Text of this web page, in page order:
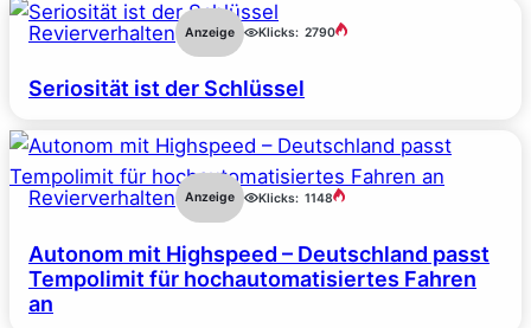
Revierverhalten Anzeige Klicks: 2790
Seriosität ist der Schlüssel
Revierverhalten Anzeige Klicks: 1148
Autonom mit Highspeed – Deutschland passt
Tempolimit für hochautomatisiertes Fahren
an